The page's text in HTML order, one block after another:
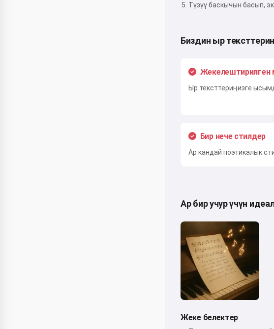
Түзүү баскычын басып,
Биздин ыр
Жекелештирилген
Ыр тексттериңизге
Бир нече стилдер
Ар кандай поэтикалык
Ар бир учур үчүн
Жеке белектер